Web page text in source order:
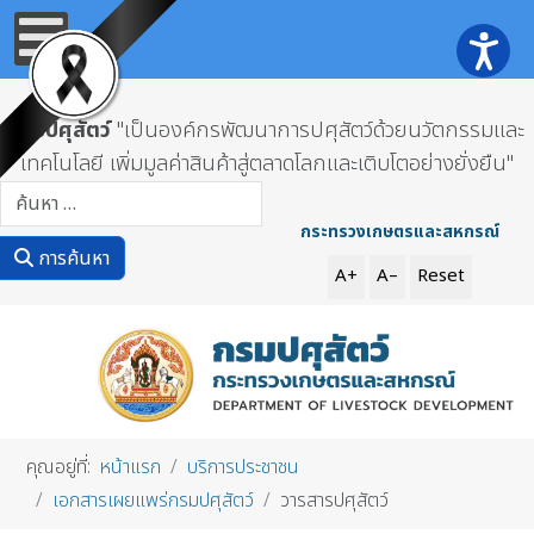
กรมปศุสัตว์"เป็นองค์กรพัฒนาการปศุสัตว์ด้วยนวัตกรรมและ
เทคโนโลยี เพิ่มมูลค่าสินค้าสู่ตลาดโลกและเติบโตอย่างยั่งยืน"
การค้นหา
กระทรวงเกษตรและสหกรณ์
A+ A– Reset
คุณอยู่ที่: หน้าแรก
บริการประชาชน
เอกสารเผยแพร่กรมปศุสัตว์
วารสารปศุสัตว์